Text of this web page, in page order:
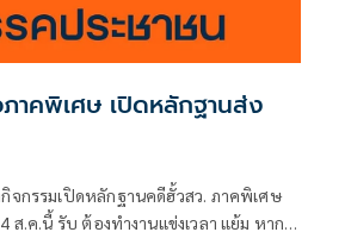
าคพิเศษ เปิดหลักฐานส่ง
จกรรมเปิดหลักฐานคดีฮั้วสว. ภาคพิเศษ
ส.ค.นี้ รับ ต้องทำงานแข่งเวลา แย้ม หาก